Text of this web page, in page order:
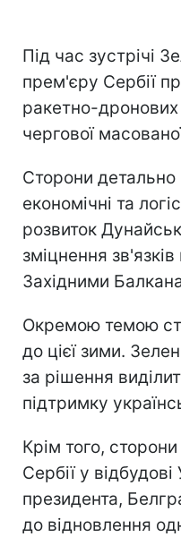
Під час зустрічі
прем'єру Сербії
ракетно-
чергової
Сторони детально
економічні та
розвиток
зміцнення
Західними
Окремою темою
до цієї зими.
за рішення
підтримку
Крім того,
Сербії у
президента,
до відновлення